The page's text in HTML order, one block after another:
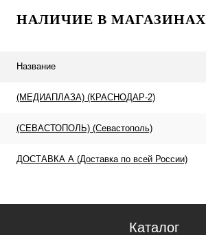
НАЛИЧИЕ В МАГАЗИНАХ
Название
(МЕДИАПЛАЗА) (КРАСНОДАР-2)
(СЕВАСТОПОЛЬ) (Севастополь)
ДОСТАВКА А (Доставка по всей России)
Каталог